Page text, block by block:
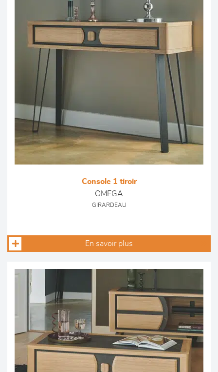
Console 1 tiroir
OMEGA
GIRARDEAU
En savoir plus